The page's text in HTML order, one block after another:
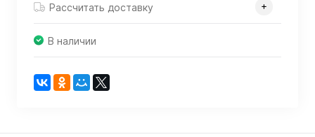
Рассчитать доставку
В наличии